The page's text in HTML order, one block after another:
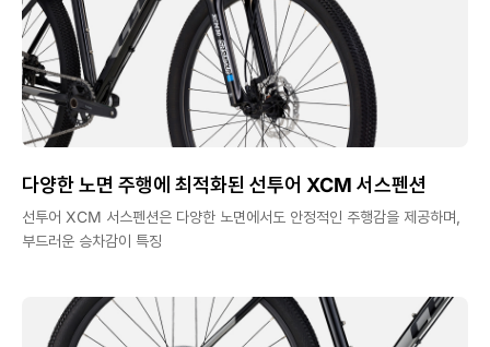
다양한 노면 주행에 최적화된 선투어 XCM 서스펜션
선투어 XCM 서스펜션은 다양한 노면에서도 안정적인 주행감을 제공하며,
부드러운 승차감이 특징